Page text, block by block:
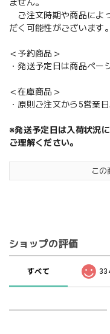
ません。
ご注文時期や商品によ
だく可能性がございます。
＜予約商品＞
・発送予定日は商品ペー
＜在庫商品＞
・原則ご注文から5営業
※発送予定日は入荷状況
ご理解ください。
この
ショップの評価
すべて